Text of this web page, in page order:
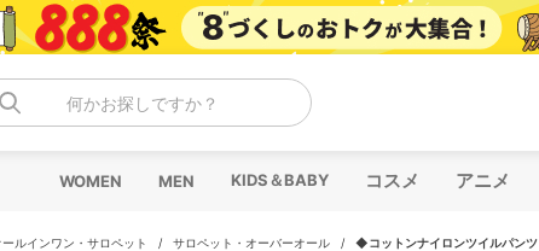
何かお探しですか？
WOMEN MEN KIDS＆BABY コスメ アニメ
ールインワン・サロペット / サロペット・オーバーオール / ◆コットンナイロンツイルパンツ